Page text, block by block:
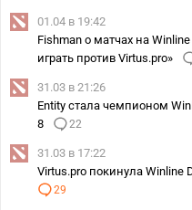
01.04 в 19:42
Fishman о матчах на
играть против Virtus.pro‎»
31.03 в 21:26
Entity стала чемпионом
8
22
31.03 в 17:22
Virtus.pro покинула Winline
29